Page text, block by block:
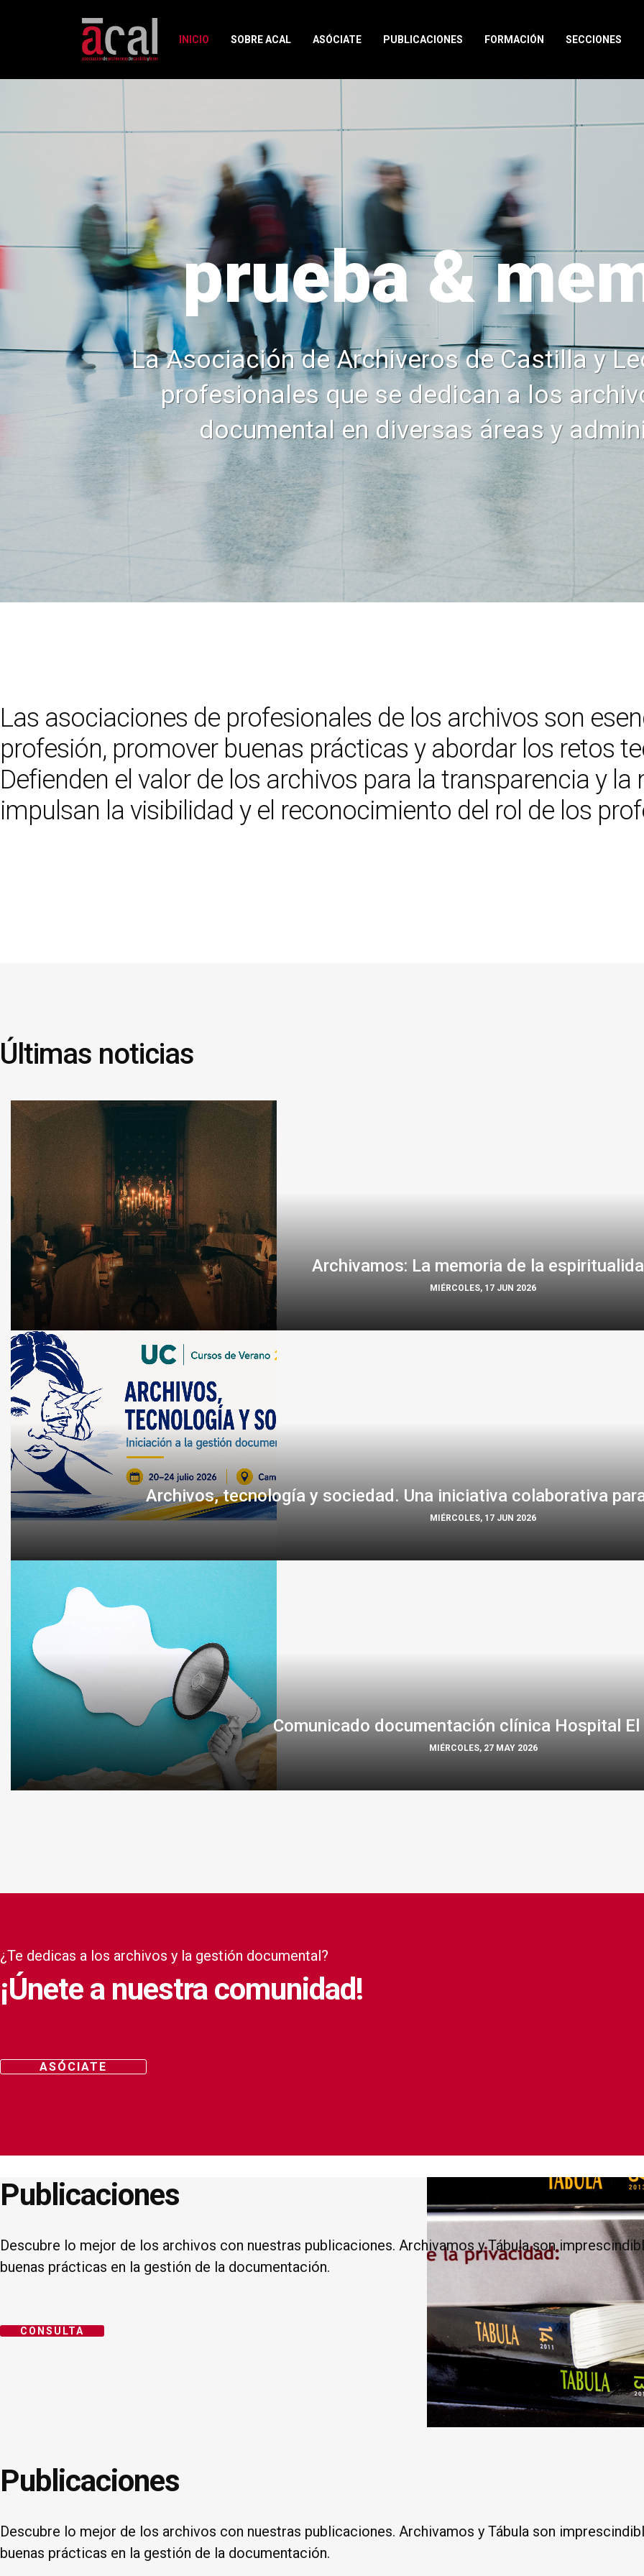
INICIO SOBRE ACAL ASÓCIATE PUBLICACIONES FORMACIÓN SECCIONES
prueba &
La Asociación de Archiveros de Castilla y
profesionales que se dedican a los
documental en diversas áreas y
Las asociaciones de profesionales de los archivos son
profesión, promover buenas prácticas y abordar los retos
Defienden el valor de los archivos para la transparencia y
impulsan la visibilidad y el reconocimiento del rol de los
Últimas noticias
Archivamos: La memoria de la
MIÉRCOLES, 17 JUN 2026
Archivos, tecnología y sociedad. Una iniciativa colaborativa
MIÉRCOLES, 17 JUN 2026
Comunicado documentación clínica Hospital El
MIÉRCOLES, 27 MAY 2026
¿Te dedicas a los archivos y la gestión documental?
¡Únete a nuestra comunidad!
ASÓCIATE
Publicaciones
Descubre lo mejor de los archivos con nuestras publicaciones. Archivamos y Tábula son
buenas prácticas en la gestión de la documentación.
CONSULTA
Publicaciones
Descubre lo mejor de los archivos con nuestras publicaciones. Archivamos y Tábula son
buenas prácticas en la gestión de la documentación.